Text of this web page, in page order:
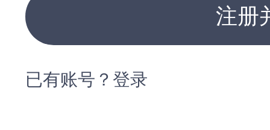
注册
已有账号？登录